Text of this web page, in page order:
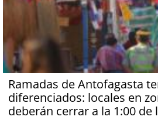
Ramadas de Antofagasta
diferenciados: locales en
deberán cerrar a la 1:00 de